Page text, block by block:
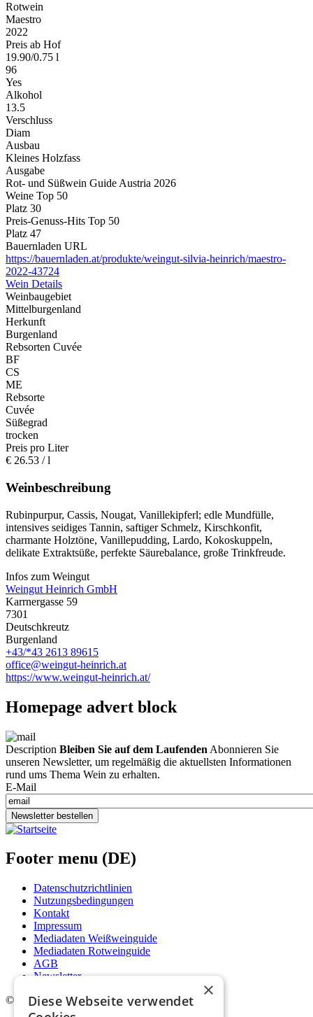
Rotwein
Maestro
2022
Preis ab Hof
19.90/0.75 l
96
Yes
Alkohol
13.5
Verschluss
Diam
Ausbau
Kleines Holzfass
Ausgabe
Rot- und Süßwein Guide Austria 2026
Weine Top 50
Platz 30
Preis-Genuss-Hits Top 50
Platz 47
Bauernladen URL
https://bauernladen.at/produkte/weingut-silvia-heinrich/maestro-
2022-43724
Wein Details
Weinbaugebiet
Mittelburgenland
Herkunft
Burgenland
Rebsorten Cuvée
BF
CS
ME
Rebsorte
Cuvée
Süßegrad
trocken
Preis pro Liter
€ 26.53 / l
Weinbeschreibung
Rubinpurpur, Cassis, Nougat, Vanillekipferl; edle Mundfülle,
intensives seidiges Tannin, saftiger Schmelz, Kirschkonfit,
charmante Holztöne, Vanillepudding, Lardo, Kokoskuppeln,
delikate Extraktsüße, perfekte Säurebalance, große Trinkfreude.
Infos zum Weingut
Weingut Heinrich GmbH
Karrnergasse 59
7301
Deutschkreutz
Burgenland
+43/*43 2613 89615
office@weingut-heinrich.at
https://www.weingut-heinrich.at/
Homepage advert block
Description Bleiben Sie auf dem Laufenden Abonnieren Sie
unseren Newsletter, um regelmäßig die aktuellsten Informationen
rund ums Thema Wein zu erhalten.
E-Mail
Newsletter bestellen
Footer menu (DE)
Datenschutzrichtlinien
Nutzungsbedingungen
Kontakt
Impressum
Mediadaten Weißweinguide
Mediadaten Rotweinguide
AGB
Newsletter
© 2026. Alle Rechte vorbehalten. ×
Diese Webseite verwendet